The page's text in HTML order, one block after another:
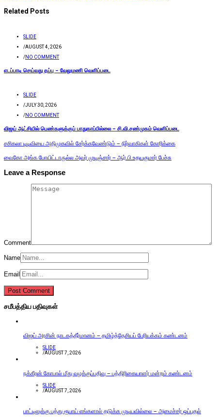
Related Posts
SLIDE
/AUGUST 4, 2026
/NO COMMENT
எடப்பாடி செய்வது தப்பு – வேலுமணி வெளிப்படை
SLIDE
/JULY 30, 2026
/NO COMMENT
விஜய் ஆட்சியில் பெண்களுக்குப் பாதுகாப்பில்லை – சி.வி.சண்முகம் வெளிப்படை
சசிகலா டிடிவியை அதிமுகவில் சேர்க்கவேண்டும் – நிர்வாகிகள் கோரிக்கை
வைகோ அங்க போயிட்டாருல்ல அவர் முடிஞ்சார் – ஆர்.பி.உதயகுமார் பேச்சு
Leave a Response
Comment
Name
Email
சமீபத்திய பதிவுகள்
விஜய் அரசின் நாடகத்தீர்மானம் – தமிழ்த்தேசியப் பேரியக்கம் கண்டனம்
SLIDE
/AUGUST 7, 2026
நக்கீரன் கோபால் மீது வழக்குப்பதிவு – பத்திரிகையாளர் மன்றம் கண்டனம்
SLIDE
/AUGUST 7, 2026
பாட்டிலுக்கு பத்து ரூபாய் எங்களால் தடுக்க முடியவில்லை – அமைச்சர் ஒப்புதல்